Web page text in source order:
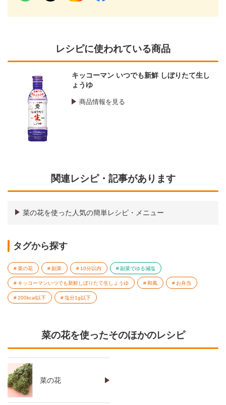
レシピに使われている商品
キッコーマン いつでも新鮮 しぼりたて生し
ょうゆ
商品情報を見る
関連レシピ・記事があります
菜の花を使った人気の簡単レシピ・メニュー
タグから探す
菜の花 副菜 10分以内 副菜でゆる減塩
キッコーマンいつでも新鮮しぼりたて生しょうゆ 和風 お弁当
200kcal以下 塩分1g以下
菜の花を使ったそのほかのレシピ
菜の花